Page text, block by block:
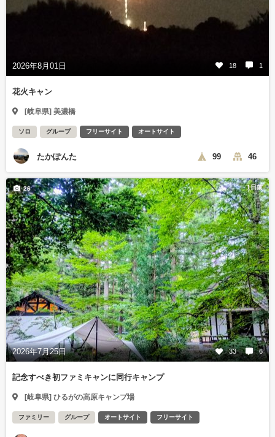
2026年8月01日 18 1
花火キャン
[岐阜県] 美濃橋
ソロ グループ フリーサイト オートサイト
たかぽんた 99 46
1日前
2026年7月25日 33 6
26
記念すべき初ファミキャンに同行キャンプ
[岐阜県] ひるがの高原キャンプ場
ファミリー グループ オートサイト フリーサイト